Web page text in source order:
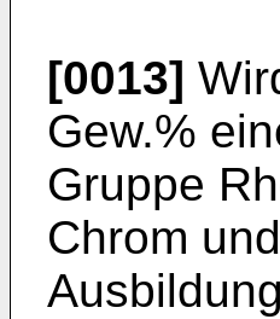
[0013]
Gew.%
Gruppe
Chrom